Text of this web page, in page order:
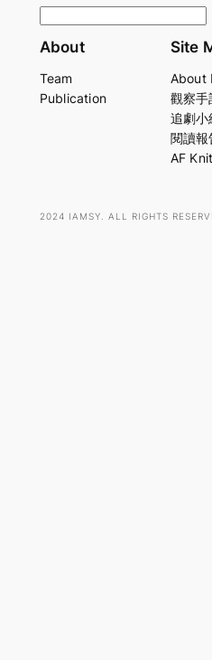
e
r
About
Team
Publication
Site
About
觀察手
追劇小
閱讀報
AF Knit
2024 IAMSY. ALL RIGHTS